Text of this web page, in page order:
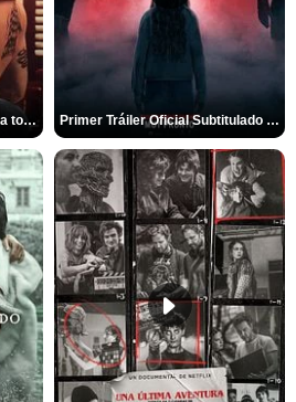
Tráiler de 'After: Aquí empieza todo' Primer Tráiler Oficial Subtitulado de 'La Noche Del Demonio: Están Entre Nosotros'